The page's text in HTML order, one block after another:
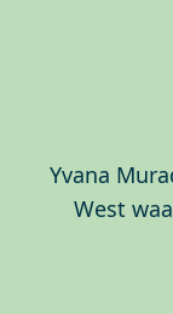
Yvana
West